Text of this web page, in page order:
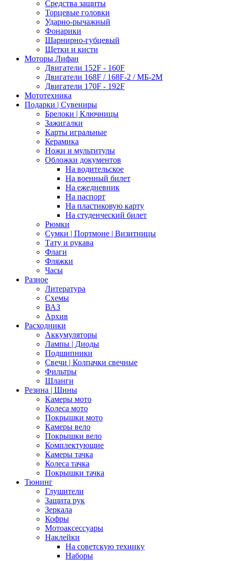
Средства защиты
Торцевые головки
Ударно-рычажный
Фонарики
Шарнирно-губцевый
Щетки и кисти
Моторы Лифан
Двигатели 152F - 160F
Двигатели 168F / 168F-2 / МБ-2М
Двигатели 170F - 192F
Мототехника
Подарки | Сувениры
Брелоки | Ключницы
Зажигалки
Карты игральные
Керамика
Ножи и мультитулы
Обложки документов
На водительское
На военный билет
На ежедневник
На паспорт
На пластиковую карту
На студенческий билет
Рюмки
Сумки | Портмоне | Визитницы
Тату и рукава
Флаги
Фляжки
Часы
Разное
Литература
Схемы
ВАЗ
Архив
Расходники
Аккумуляторы
Лампы | Диоды
Подшипники
Свечи | Колпачки свечные
Фильтры
Шланги
Резина | Шины
Камеры мото
Колеса мото
Покрышки мото
Камеры вело
Покрышки вело
Комплектующие
Камеры тачка
Колеса тачка
Покрышки тачка
Тюнинг
Глушители
Защита рук
Зеркала
Кофры
Мотоаксессуары
Наклейки
На советскую технику
Наборы